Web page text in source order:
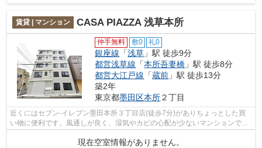
賃貸 | マンション CASA PIAZZA 浅草本所
仲手無料 敷0 礼0
銀座線 「浅草 」駅 徒歩9分
都営浅草線 「本所吾妻橋 」駅 徒歩8分
都営大江戸線 「蔵前 」駅 徒歩13分
築2年
東京都墨田区本所２丁目
近くにはセブン-イレブン墨田本所３丁目店(徒歩7分)がありちょっとした買
い物に便利です。風通しが良く、湿気やカビの心配が少ないマンションで
現在空室情報がありません。